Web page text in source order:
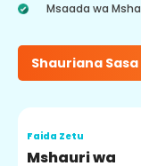
Msaada wa
Shauriana Sasa
Faida Zetu
Mshauri wa